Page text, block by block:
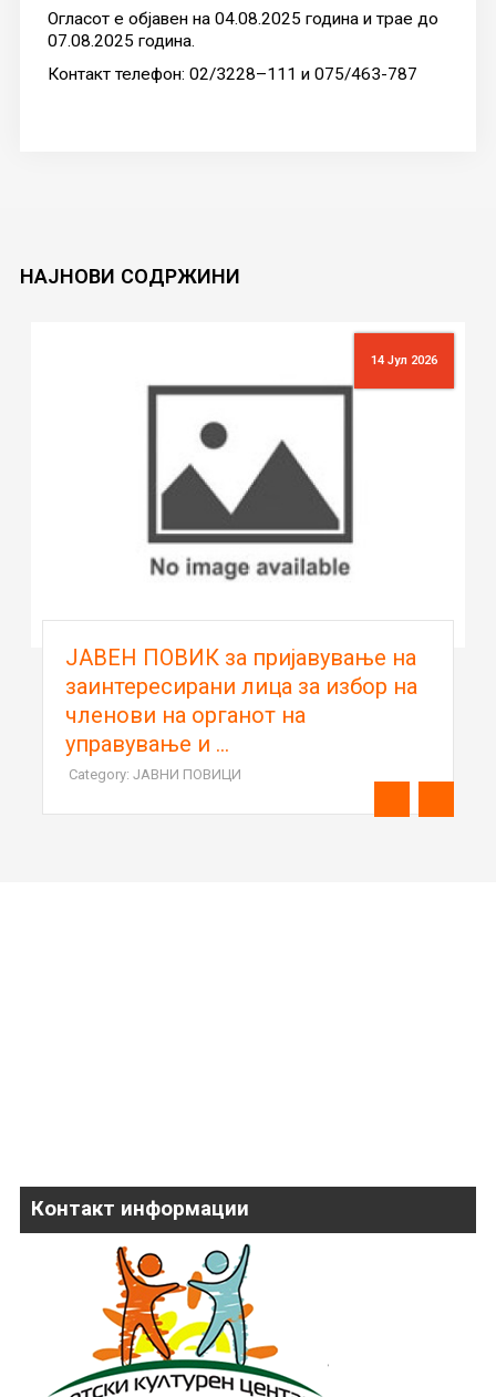
Огласот е објавен на 04.08.2025 година и трае до
07.08.2025 година.
Контакт телефон: 02/3228–111 и 075/463-787
НАЈНОВИ СОДРЖИНИ
14 Јул 2026
ЈАВЕН ПОВИК за пријавување на
заинтересирани лица за избор на
членови на органот на
управување и ...
Category: ЈАВНИ ПОВИЦИ
Контакт информации